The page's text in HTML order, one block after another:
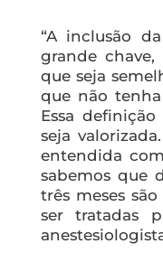
“A inclusão
grande
que seja
que não
Essa
seja
entendida
sabemos que
três meses
ser tratadas